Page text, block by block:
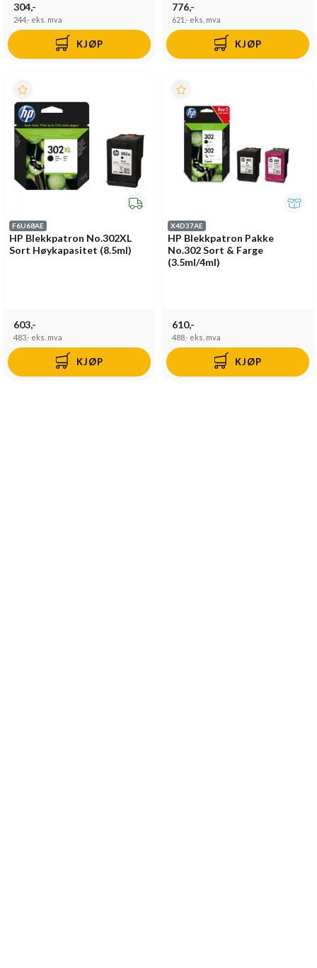
304,-
244,- eks. mva
KJØP
776,-
621,- eks. mva
KJØP
F6U68AE
HP Blekkpatron No.302XL
Sort Høykapasitet (8.5ml)
603,-
483,- eks. mva
KJØP
X4D37AE
HP Blekkpatron Pakke
No.302 Sort & Farge
(3.5ml/4ml)
610,-
488,- eks. mva
KJØP